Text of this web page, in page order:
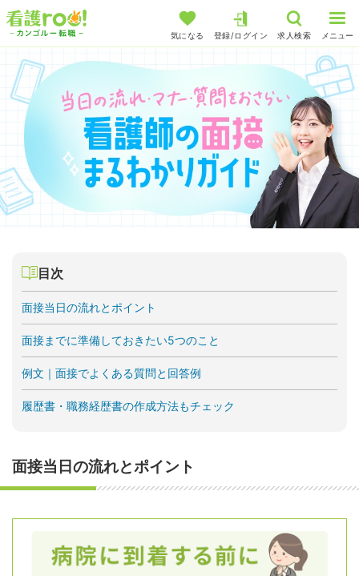
気になる 登録/ログイン 求人検索 メニュー
目次
面接当日の流れとポイント
面接までに準備しておきたい5つのこと
例文｜面接でよくある質問と回答例
履歴書・職務経歴書の作成方法もチェック
面接当日の流れとポイント